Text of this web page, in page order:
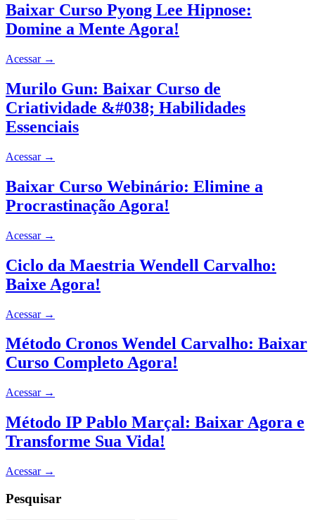
Baixar Curso Pyong Lee Hipnose:
Domine a Mente Agora!
Acessar →
Murilo Gun: Baixar Curso de
Criatividade &#038; Habilidades
Essenciais
Acessar →
Baixar Curso Webinário: Elimine a
Procrastinação Agora!
Acessar →
Ciclo da Maestria Wendell Carvalho:
Baixe Agora!
Acessar →
Método Cronos Wendel Carvalho: Baixar
Curso Completo Agora!
Acessar →
Método IP Pablo Marçal: Baixar Agora e
Transforme Sua Vida!
Acessar →
Pesquisar